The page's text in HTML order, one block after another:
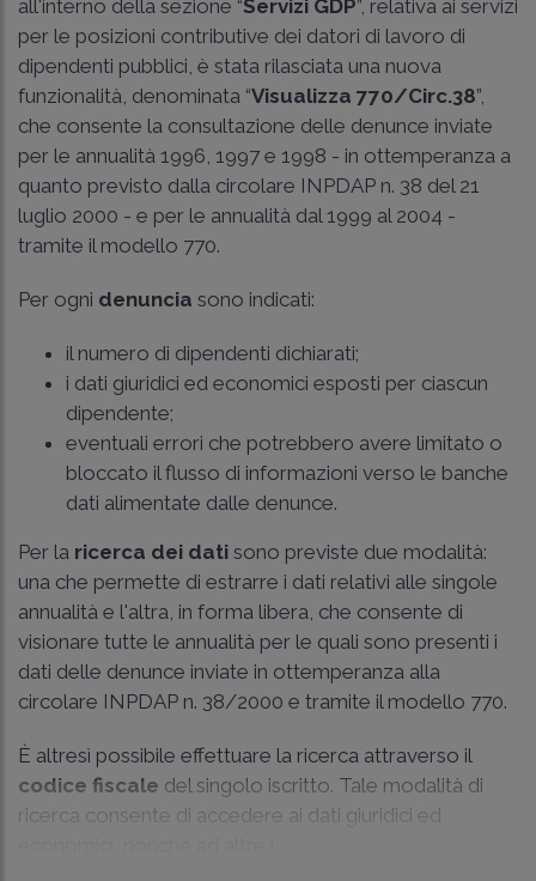
all'interno della sezione “Servizi GDP”, relativa ai servizi
per le posizioni contributive dei datori di lavoro di
dipendenti pubblici, è stata rilasciata una nuova
funzionalità, denominata “Visualizza 770/Circ.38”,
che consente la consultazione delle denunce inviate
per le annualità 1996, 1997 e 1998 - in ottemperanza a
quanto previsto dalla circolare INPDAP n. 38 del 21
luglio 2000 - e per le annualità dal 1999 al 2004 -
tramite il modello 770.
Per ogni denuncia sono indicati:
il numero di dipendenti dichiarati;
i dati giuridici ed economici esposti per ciascun
dipendente;
eventuali errori che potrebbero avere limitato o
bloccato il flusso di informazioni verso le banche
dati alimentate dalle denunce.
Per la ricerca dei dati sono previste due modalità:
una che permette di estrarre i dati relativi alle singole
annualità e l'altra, in forma libera, che consente di
visionare tutte le annualità per le quali sono presenti i
dati delle denunce inviate in ottemperanza alla
circolare INPDAP n. 38/2000 e tramite il modello 770.
È altresì possibile effettuare la ricerca attraverso il
codice fiscale del singolo iscritto. Tale modalità di
ricerca consente di accedere ai dati giuridici ed